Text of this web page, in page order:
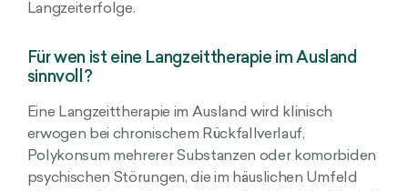
Langzeiterfolge.
Für wen ist eine Langzeittherapie im Ausland
sinnvoll?
Eine Langzeittherapie im Ausland wird klinisch
erwogen bei chronischem Rückfallverlauf,
Polykonsum mehrerer Substanzen oder komorbiden
psychischen Störungen, die im häuslichen Umfeld